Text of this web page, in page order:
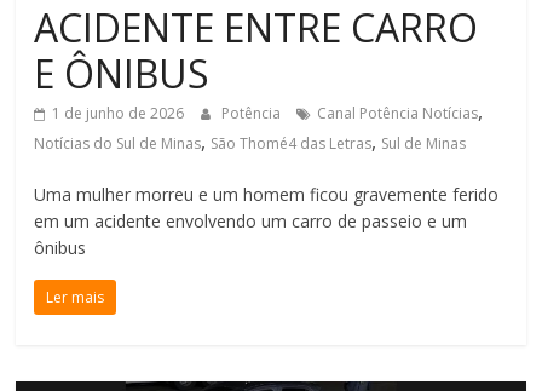
ACIDENTE ENTRE CARRO
E ÔNIBUS
1 de junho de 2026 Potência Canal Potência Notícias,
Notícias do Sul de Minas, São Thomé4 das Letras, Sul de Minas
Uma mulher morreu e um homem ficou gravemente ferido
em um acidente envolvendo um carro de passeio e um
ônibus
Ler mais